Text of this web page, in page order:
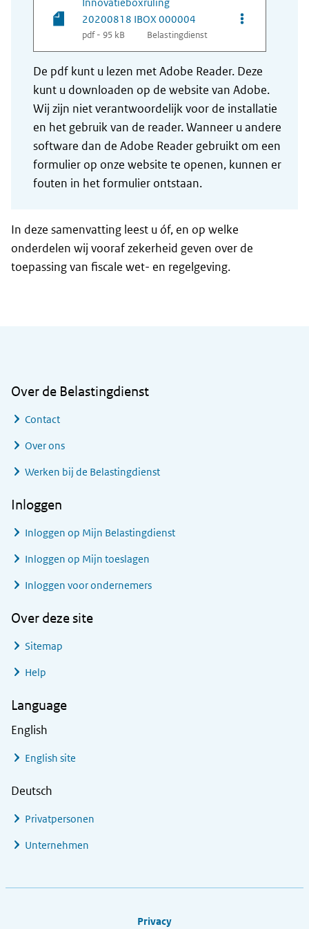
20200818 IBOX 000004
pdf - 95 kB Belastingdienst
Opties van
De pdf kunt u lezen met Adobe Reader. Deze
kunt u downloaden op de website van Adobe.
Wij zijn niet verantwoordelijk voor de installatie
en het gebruik van de reader. Wanneer u andere
software dan de Adobe Reader gebruikt om een
formulier op onze website te openen, kunnen er
fouten in het formulier ontstaan.
In deze samenvatting leest u óf, en op welke
onderdelen wij vooraf zekerheid geven over de
toepassing van fiscale wet- en regelgeving.
Over de Belastingdienst
Contact
Over ons
Werken bij de Belastingdienst
Inloggen
Inloggen op Mijn Belastingdienst
Inloggen op Mijn toeslagen
Inloggen voor ondernemers
Over deze site
Sitemap
Help
Language
English
English site
Deutsch
Privatpersonen
Unternehmen
Privacy